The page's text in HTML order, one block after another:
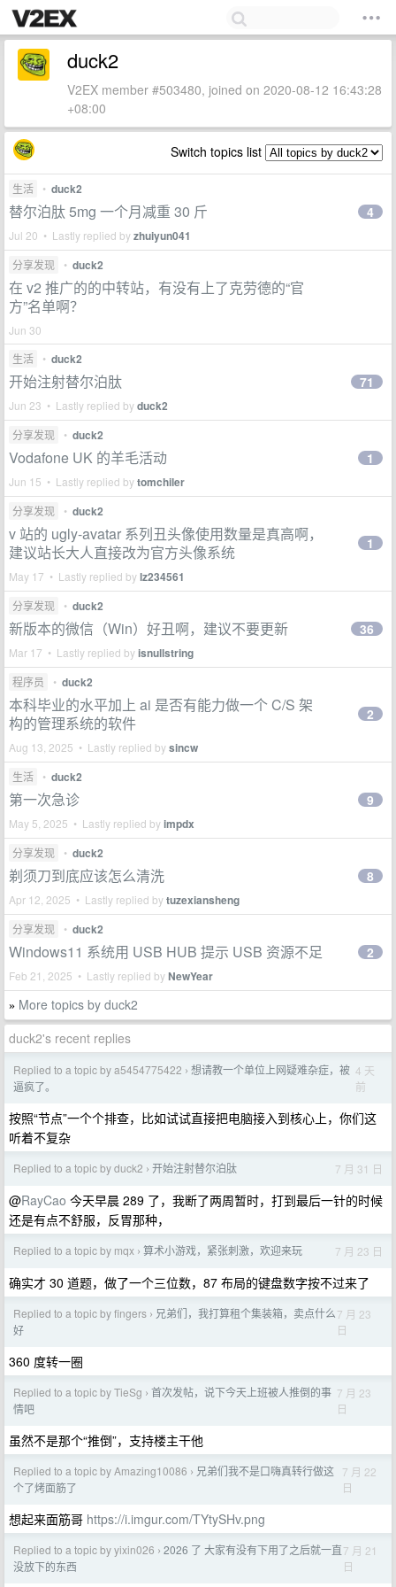
duck2
V2EX member #503480, joined on 2020-08-12 16:43:28
+08:00
Switch topics list
生活 • duck2
替尔泊肽 5mg 一个月减重 30 斤
Jul 20 • Lastly replied byzhuiyun041
4
分享发现 • duck2
在 v2 推广的的中转站，有没有上了克劳德的“官
方”名单啊？
Jun 30
生活
• duck2
开始注射替尔泊肽
Jun 23 • Lastly replied byduck2
71
分享发现 • duck2
Vodafone UK 的羊毛活动
Jun 15 • Lastly replied bytomchiler
1
分享发现 • duck2
v 站的 ugly-avatar 系列丑头像使用数量是真高啊，
建议站长大人直接改为官方头像系统
May 17 • Lastly replied bylz234561
1
分享发现 • duck2
新版本的微信（Win）好丑啊，建议不要更新
Mar 17 • Lastly replied byisnullstring
36
程序员 • duck2
本科毕业的水平加上 ai 是否有能力做一个 C/S 架
构的管理系统的软件
Aug 13, 2025 • Lastly replied bysincw
2
生活 • duck2
第一次急诊
May 5, 2025 • Lastly replied byimpdx
9
分享发现 • duck2
剃须刀到底应该怎么清洗
Apr 12, 2025 • Lastly replied bytuzexiansheng
8
分享发现 • duck2
Windows11 系统用 USB HUB 提示 USB 资源不足
Feb 21, 2025 • Lastly replied byNewYear
2
» More topics by duck2
duck2's recent replies
Replied to a topic by a5454775422 › 想请教一个单位上网疑难杂症，被
逼疯了。
4 天
前
按照“节点”一个个排查，比如试试直接把电脑接入到核心上，你们这
听着不复杂
Replied to a topic by duck2 › 开始注射替尔泊肽 7 月 31 日
@RayCao 今天早晨 289 了，我断了两周暂时，打到最后一针的时候
还是有点不舒服，反胃那种，
Replied to a topic by mqx › 算术小游戏，紧张刺激，欢迎来玩 7 月 23 日
确实才 30 道题，做了一个三位数，87 布局的键盘数字按不过来了
Replied to a topic by fingers › 兄弟们，我打算租个集装箱，卖点什么
好
7 月 23
日
360 度转一圈
Replied to a topic by TieSg › 首次发帖，说下今天上班被人推倒的事
情吧
7 月 23
日
虽然不是那个“推倒”，支持楼主干他
Replied to a topic by Amazing10086 › 兄弟们我不是口嗨真转行做这
个了烤面筋了
7 月 22
日
想起来面筋哥 https://i.imgur.com/TYtySHv.png
Replied to a topic by yixin026 › 2026 了 大家有没有下用了之后就一直
没放下的东西
7 月 21
日